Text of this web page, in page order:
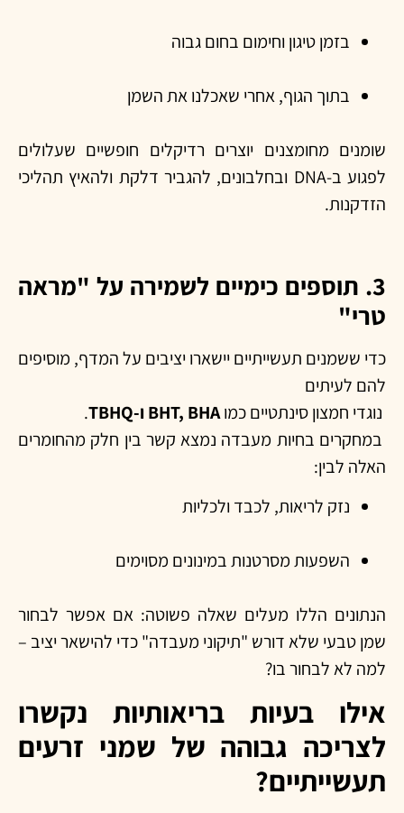
בזמן טיגון וחימום בחום גבוה
בתוך הגוף, אחרי שאכלנו את השמן
שומנים מחומצנים יוצרים רדיקלים חופשיים שעלולים
לפגוע ב-DNA ובחלבונים, להגביר דלקת ולהאיץ תהליכי
הזדקנות.
3. תוספים כימיים לשמירה על "מראה
טרי"
כדי ששמנים תעשייתיים יישארו יציבים על המדף, מוסיפים
להם לעיתים
נוגדי חמצון סינתטיים כמוBHT, BHA ו- TBHQ
.
במחקרים בחיות מעבדה נמצא קשר בין חלק מהחומרים
האלה לבין:
נזק לריאות, לכבד ולכליות
השפעות מסרטנות במינונים מסוימים
הנתונים הללו מעלים שאלה פשוטה: אם אפשר לבחור
שמן טבעי שלא דורש "תיקוני מעבדה" כדי להישאר יציב –
למה לא לבחור בו?
אילו בעיות בריאותיות נקשרו
לצריכה גבוהה של שמני זרעים
תעשייתיים?